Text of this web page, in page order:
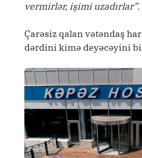
vermirlər, işimi uzadırlar”.
Çarəsiz qalan vətəndaş
dərdini kimə deyəcəyini